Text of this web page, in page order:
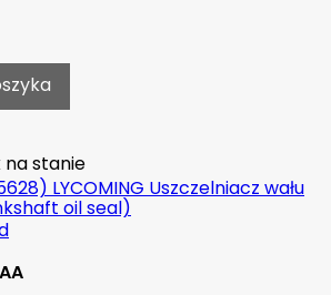
stanie